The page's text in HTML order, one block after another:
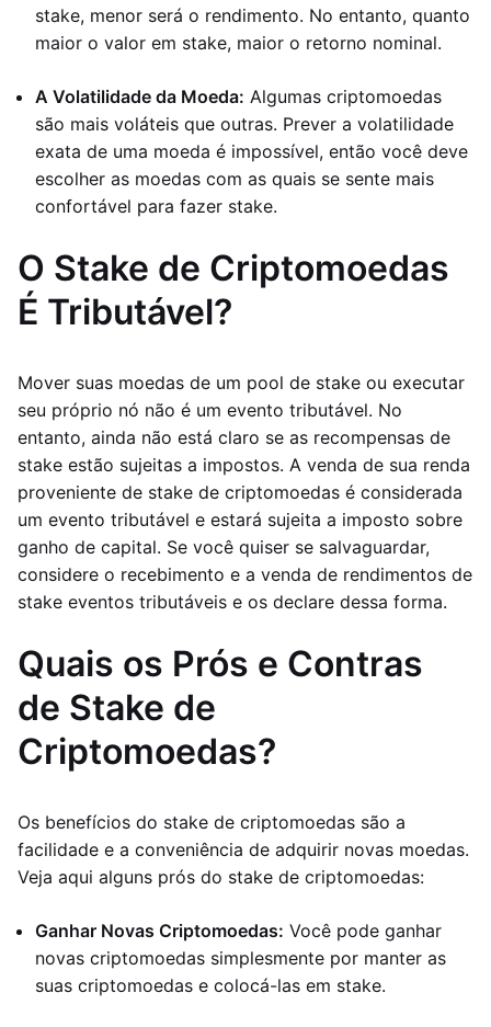
stake, menor será o rendimento. No entanto, quanto
maior o valor em stake, maior o retorno nominal.
A Volatilidade da Moeda: Algumas criptomoedas
são mais voláteis que outras. Prever a volatilidade
exata de uma moeda é impossível, então você deve
escolher as moedas com as quais se sente mais
confortável para fazer stake.
O Stake de Criptomoedas
É Tributável?
Mover suas moedas de um pool de stake ou executar
seu próprio nó não é um evento tributável. No
entanto, ainda não está claro se as recompensas de
stake estão sujeitas a impostos. A venda de sua renda
proveniente de stake de criptomoedas é considerada
um evento tributável e estará sujeita a imposto sobre
ganho de capital. Se você quiser se salvaguardar,
considere o recebimento e a venda de rendimentos de
stake eventos tributáveis e os declare dessa forma.
Quais os Prós e Contras
de Stake de
Criptomoedas?
Os benefícios do stake de criptomoedas são a
facilidade e a conveniência de adquirir novas moedas.
Veja aqui alguns prós do stake de criptomoedas:
Ganhar Novas Criptomoedas: Você pode ganhar
novas criptomoedas simplesmente por manter as
suas criptomoedas e colocá-las em stake.